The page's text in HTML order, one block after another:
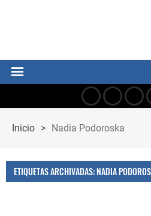
Inicio > Nadia Podoroska
ETIQUETAS ARCHIVADAS: NADIA